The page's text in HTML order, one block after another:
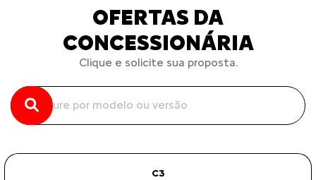
OFERTAS DA
CONCESSIONÁRIA
Clique e solicite sua proposta.
C3